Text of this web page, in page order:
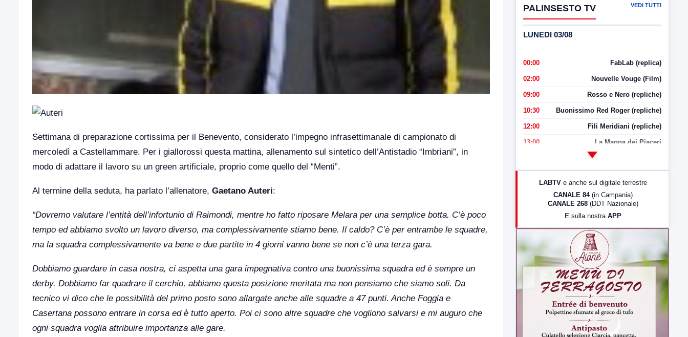
Settimana di preparazione cortissima per il Benevento, considerato l’impegno infrasettimanale di campionato di
mercoledì a Castellammare. Per i giallorossi questa mattina, allenamento sul sintetico dell’Antistadio “Imbriani”, in
modo di adattare il lavoro su un green artificiale, proprio come quello del “Menti”.
Al termine della seduta, ha parlato l’allenatore, Gaetano Auteri:
“Dovremo valutare l’entità dell’infortunio di Raimondi, mentre ho fatto riposare Melara per una semplice botta. C’è poco
tempo ed abbiamo svolto un lavoro diverso, ma complessivamente stiamo bene. Il caldo? C’è per entrambe le squadre,
ma la squadra complessivamente va bene e due partite in 4 giorni vanno bene se non c’è una terza gara.
Dobbiamo guardare in casa nostra, ci aspetta una gara impegnativa contro una buonissima squadra ed è sempre un
derby. Dobbiamo far quadrare il cerchio, abbiamo questa posizione meritata ma non pensiamo che siamo soli. Da
tecnico vi dico che le possibilità del primo posto sono allargate anche alle squadre a 47 punti. Anche Foggia e
Casertana possono entrare in corsa ed è tutto aperto. Poi ci sono altre squadre che vogliono salvarsi e mi auguro che
ogni squadra voglia attribuire importanza alle gare.
PALINSESTO TV VEDI TUTTI
LUNEDI 03/08
00:00 FabLab (replica)
02:00 Nouvelle Vouge (Film)
09:00 Rosso e Nero (repliche)
10:30 Buonissimo Red Roger (repliche)
12:00 Fili Meridiani (repliche)
13:00 La Mappa dei Piaceri
LabNews (Diretta)
LabNews (replica)
LABTV e anche sul digitale terrestre
CANALE 84 (in Campania)
CANALE 268 (DDT Nazionale)
E sulla nostra APP